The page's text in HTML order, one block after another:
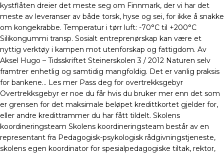
kystflåten dreier det meste seg om Finnmark, der vi har det
meste av leveranser av både torsk, hyse og sei, for ikke å snakke
om kongekrabbe. Temperatur i tørr luft: -70°C til +200°C
Silikongummi transp. Sosialt entreprenørskap kan være et
nyttig verktøy i kampen mot utenforskap og fattigdom. Av
Aksel Hugo – Tidsskriftet Steinerskolen 3 / 2012 Naturen selv
framtrer enhetlig og samtidig mangfoldig. Det er vanlig praksis
for bankene… Les mer Pass deg for overtrekksgebyr
Overtrekksgebyr er noe du får hvis du bruker mer enn det som
er grensen for det maksimale beløpet kredittkortet gjelder for,
eller andre kredittrammer du har fått tildelt. Skolens
koordineringsteam Skolens koordineringsteam består av en
representant fra Pedagogisk-psykologisk rådgivningstjeneste,
skolens egen koordinator for spesialpedagogiske tiltak, rektor,